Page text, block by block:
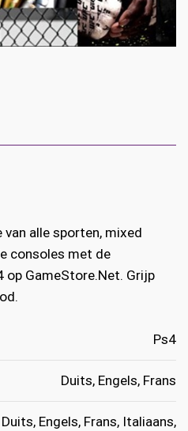
van alle sporten, mixed
consoles met de
op GameStore.Net. Grijp
Ps4
Duits, Engels, Frans
Engels, Frans, Italiaans,